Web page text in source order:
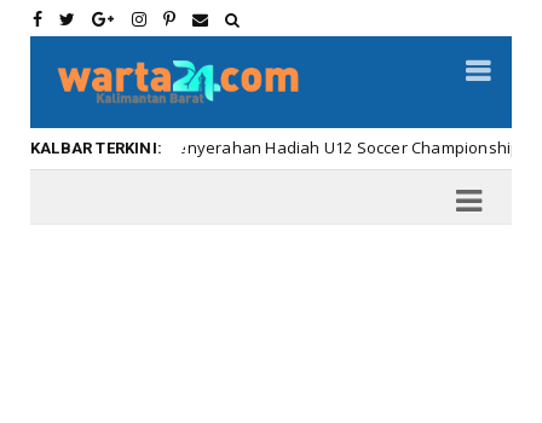
KALBAR TERKINI:
Meriahnya Penyerahan Hadiah U12 Soccer Championship ...